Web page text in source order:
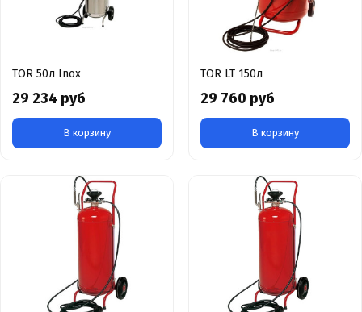
TOR 50л Inox
29 234 руб
В корзину
TOR LT 150л
29 760 руб
В корзину